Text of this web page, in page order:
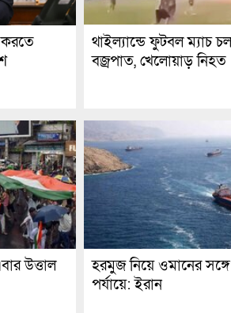
করতে
থাইল্যান্ডে ফুটবল ম্যাচ
বজ্রপাত, খেলোয়াড় নিহত
উত্তাল
হরমুজ নিয়ে ওমানের সঙ্গে
পর্যায়ে: ইরান